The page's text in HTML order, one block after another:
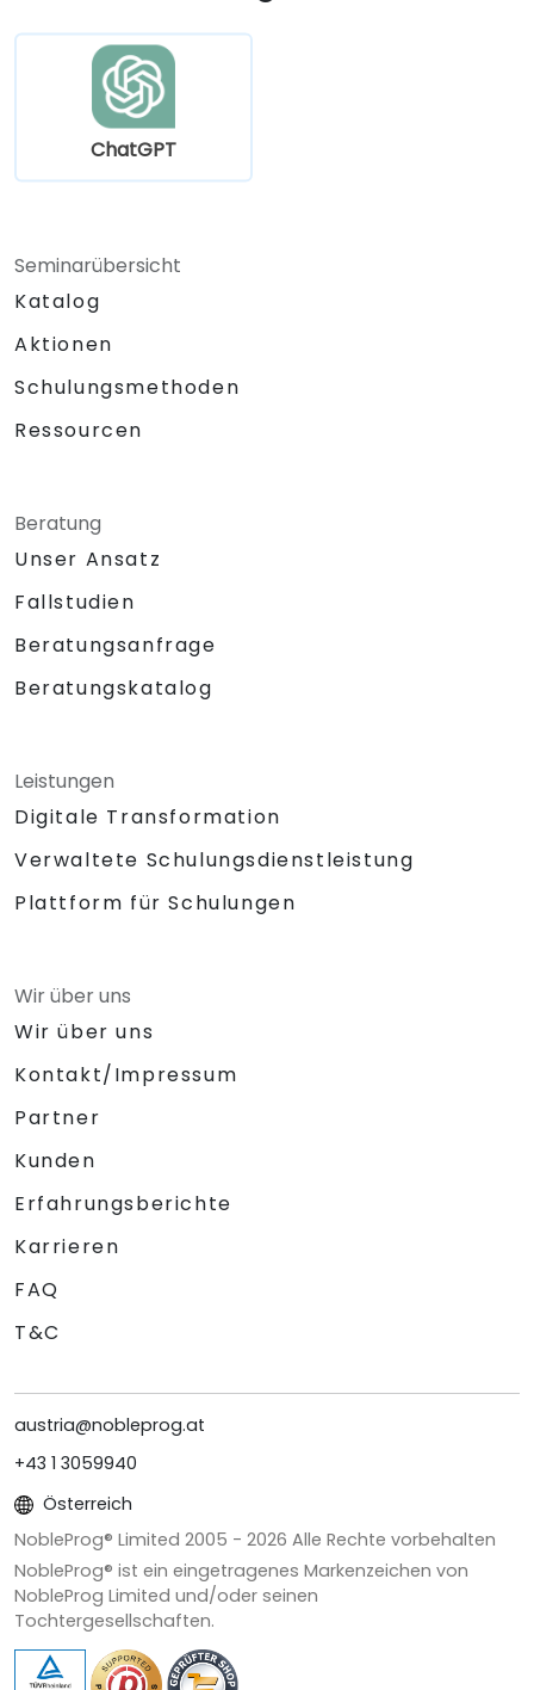
Trainingsszenarien zu erstellen.
ChatGPT
Seminarübersicht
Katalog
Aktionen
Schulungsmethoden
Ressourcen
Beratung
Unser Ansatz
Fallstudien
Beratungsanfrage
Beratungskatalog
Leistungen
Digitale Transformation
Verwaltete Schulungsdienstleistung
Plattform für Schulungen
Wir über uns
Wir über uns
Kontakt/Impressum
Partner
Kunden
Erfahrungsberichte
Karrieren
FAQ
T&C
austria@nobleprog.at
+43 1 3059940
Österreich
NobleProg® Limited 2005 - 2026 Alle Rechte vorbehalten
NobleProg® ist ein eingetragenes Markenzeichen von
NobleProg Limited und/oder seinen
Tochtergesellschaften.